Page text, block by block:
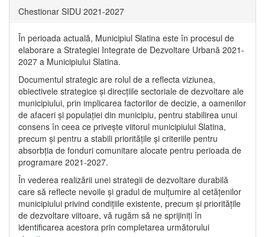
Chestionar SIDU 2021-2027
În perioada actuală, Municipiul Slatina este în procesul de
elaborare a Strategiei Integrate de Dezvoltare Urbană 2021‐
2027 a Municipiului Slatina.
Documentul strategic are rolul de a reflecta viziunea,
obiectivele strategice și direcțiile sectoriale de dezvoltare ale
municipiului, prin implicarea factorilor de decizie, a oamenilor
de afaceri și populației din municipiu, pentru stabilirea unui
consens în ceea ce privește viitorul municipiului Slatina,
precum și pentru a stabili prioritățile și criteriile pentru
absorbția de fonduri comunitare alocate pentru perioada de
programare 2021-2027.
În vederea realizării unei strategii de dezvoltare durabilă
care să reflecte nevoile și gradul de mulțumire al cetățenilor
municipiului privind condițiile existente, precum și prioritățile
de dezvoltare viitoare, vă rugăm să ne sprijiniți în
identificarea acestora prin completarea următorului